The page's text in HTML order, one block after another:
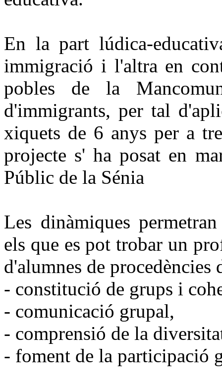
En la part lúdica-
immigració i l'altra en
pobles de la
d'immigrants, per tal
xiquets de 6 anys per a
projecte s' ha posat en
Públic de la Sénia
Les dinàmiques
els que es pot trobar un
d'alumnes de procedències
- constitució de grups i
- comunicació grupal,
- comprensió de la
- foment de la participació